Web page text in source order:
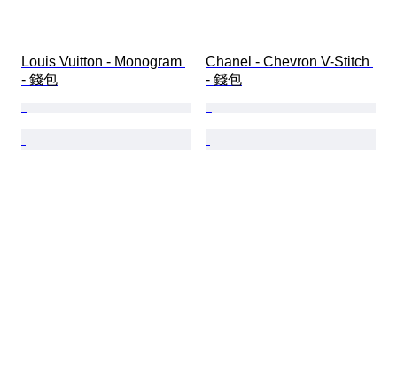
Louis Vuitton - Monogram
- 錢包
Chanel - Chevron V-Stitch
- 錢包